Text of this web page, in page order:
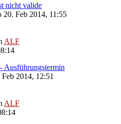
nicht valide
20. Feb 2014, 11:55
ALF
Ausführungstermin
2014, 12:51
ALF